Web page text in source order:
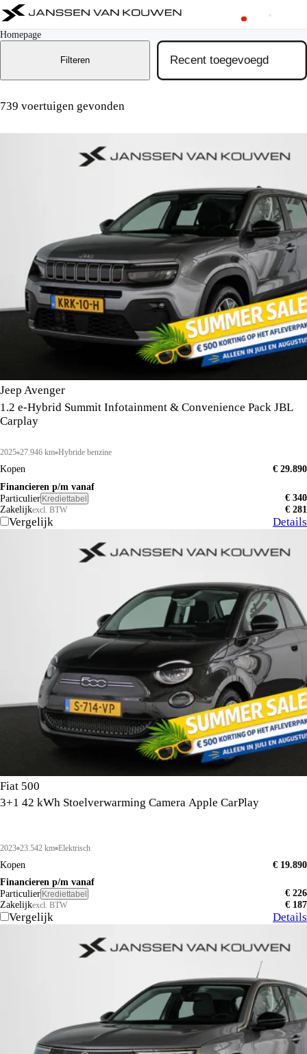
Homepage
739 voertuigen gevonden
Filteren
Jeep Avenger
1.2 e-Hybrid Summit Infotainment & Convenience Pack JBL
Carplay
2025 27.946 km Hybride benzine
Kopen
€ 29.890
Financieren p/m vanaf
Particulier Krediettabel
€ 340
Zakelijkexcl. BTW € 281
Vergelijk Details
Fiat 500
3+1 42 kWh Stoelverwarming Camera Apple CarPlay
2023 23.542 km Elektrisch
Kopen
€ 19.890
Financieren p/m vanaf
Particulier Krediettabel
€ 226
Zakelijkexcl. BTW € 187
Vergelijk Details